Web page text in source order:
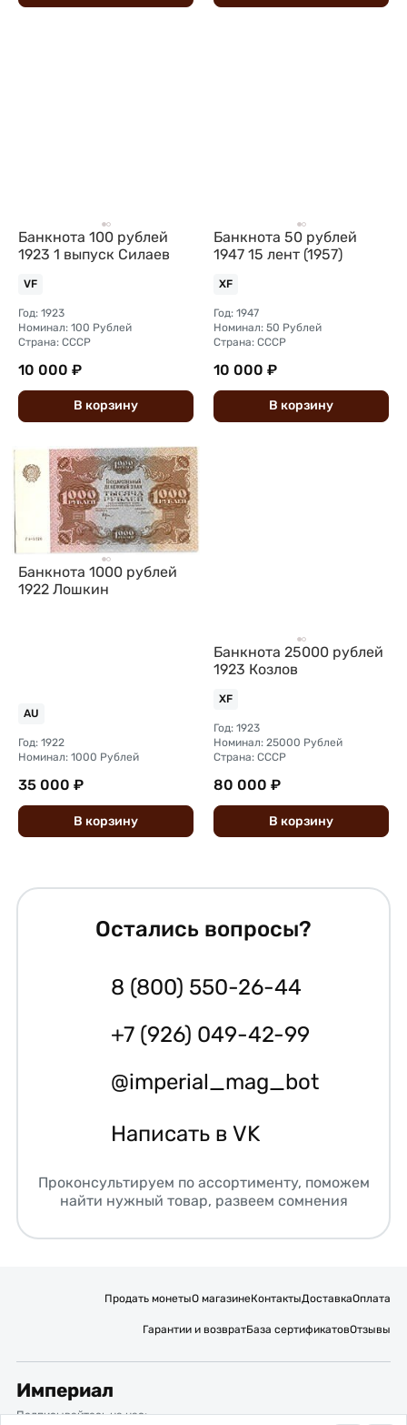
Банкнота 100 рублей
1923 1 выпуск Силаев
VF
Год: 1923
Номинал: 100 Рублей
Страна: СССР
10 000 ₽
В корзину
Банкнота 50 рублей
1947 15 лент (1957)
XF
Год: 1947
Номинал: 50 Рублей
Страна: СССР
10 000 ₽
В корзину
Банкнота 1000 рублей
1922 Лошкин
AU
Год: 1922
Номинал: 1000 Рублей
35 000 ₽
В корзину
Банкнота 25000 рублей
1923 Козлов
XF
Год: 1923
Номинал: 25000 Рублей
Страна: СССР
80 000 ₽
В корзину
Остались вопросы?
8 (800) 550-26-44
+7 (926) 049-42-99
@imperial_mag_bot
Написать в VK
Проконсультируем по ассортименту, поможем
найти нужный товар, развеем сомнения
Продать монетыО магазинеКонтактыДоставкаОплата
Гарантии и возвратБаза сертификатовОтзывы
Империал
Подписывайтесь на нас: